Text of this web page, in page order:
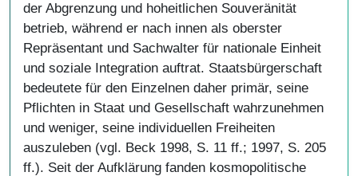
der Abgrenzung und hoheitlichen Souveränität
betrieb, während er nach innen als oberster
Repräsentant und Sachwalter für nationale Einheit
und soziale Integration auftrat. Staatsbürgerschaft
bedeutete für den Einzelnen daher primär, seine
Pflichten in Staat und Gesellschaft wahrzunehmen
und weniger, seine individuellen Freiheiten
auszuleben (vgl. Beck 1998, S. 11 ff.; 1997, S. 205
ff.). Seit der Aufklärung fanden kosmopolitische